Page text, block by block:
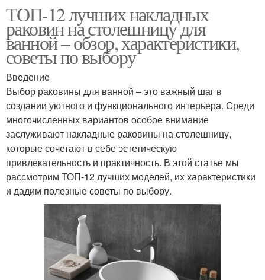
ТОП-12 лучших накладных
раковин на столешницу для
ванной – обзор, характеристики,
советы по выбору
Введение
Выбор раковины для ванной – это важный шаг в
создании уютного и функционального интерьера. Среди
многочисленных вариантов особое внимание
заслуживают накладные раковины на столешницу,
которые сочетают в себе эстетическую
привлекательность и практичность. В этой статье мы
рассмотрим ТОП-12 лучших моделей, их характеристики
и дадим полезные советы по выбору.